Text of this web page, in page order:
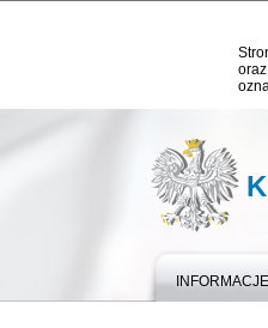
INFORMACJE